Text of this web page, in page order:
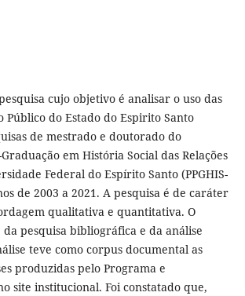
cujo objetivo é analisar o uso das
do Estado do Espirito Santo
de mestrado e doutorado do
em História Social das Relações
Federal do Espírito Santo (PPGHIS-
de 2003 a 2021. A pesquisa é de caráter
qualitativa e quantitativa. O
pesquisa bibliográfica e da análise
teve como corpus documental as
produzidas pelo Programa e
site institucional. Foi constatado que,